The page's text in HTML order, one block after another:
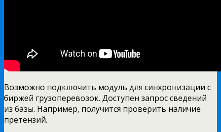
Возможно подключить модуль для синхронизации с
биржей грузоперевозок. Доступен запрос сведений
из базы. Например, получится проверить наличие
претензий.